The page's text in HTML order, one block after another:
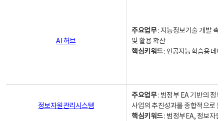
AI 허브
주요업무: 지능정보기술 개발 촉
및 활용 확산
핵심키워드: 인공지능 학습용 데
정보자원관리시스템
주요업무: 범정부 EA 기반의 정
사업의 추진성과를 종합적으로
핵심키워드: 범정부EA, 정보자